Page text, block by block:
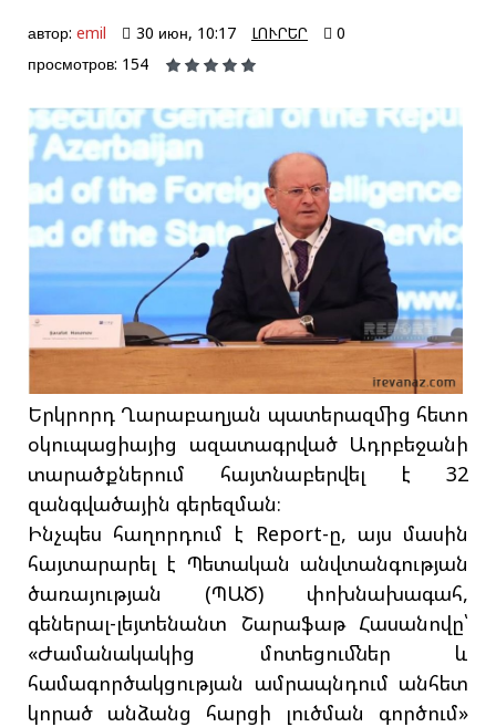
автор: emil 30 июн, 10:17 ԼՈՒՐԵՐ
0
просмотров: 154
Երկրորդ Ղարաբաղյան պատերազմից հետո
օկուպացիայից ազատագրված Ադրբեջանի
տարածքներում հայտնաբերվել է 32
զանգվածային գերեզման։
Ինչպես հաղորդում է Report-ը, այս մասին
հայտարարել է Պետական անվտանգության
ծառայության (ՊԱԾ) փոխնախագահ,
գեներալ-լեյտենանտ Շարաֆաթ Հասանովը՝
«Ժամանակակից մոտեցումներ և
համագործակցության ամրապնդում անհետ
կորած անձանց հարցի լուծման գործում»